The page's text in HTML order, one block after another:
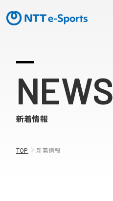
ミッション
ソリューション
ピックアップ
ニュース
NEWS
新着情報
TOP 新着情報